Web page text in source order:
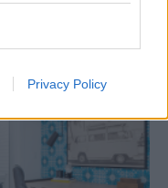
Privacy Policy